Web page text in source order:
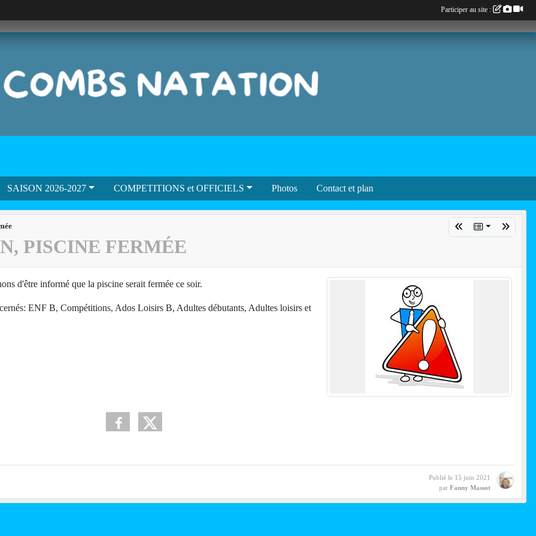
SAISON 2026-2027 COMPETITIONS et OFFICIELS Photos Contact et plan
PISCINE FERMÉE
d'être informé que la piscine serait fermée ce soir.
ENF B, Compétitions, Ados Loisirs B, Adultes débutants, Adultes loisirs et
Publié le 15 juin 2021
par Fanny Massot
Participer au site :